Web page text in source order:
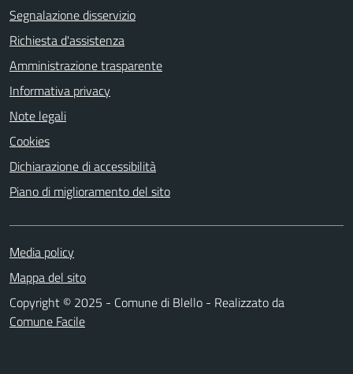
Segnalazione disservizio
Richiesta d'assistenza
Amministrazione trasparente
Informativa privacy
Note legali
Cookies
Dichiarazione di accessibilità
Piano di miglioramento del sito
Media policy
Mappa del sito
Copyright © 2025 - Comune di Blello - Realizzato da
Comune Facile